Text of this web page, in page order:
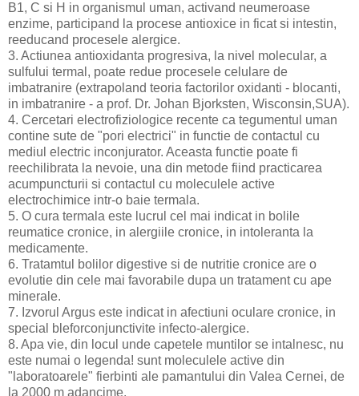
B1, C si H in organismul uman, activand neumeroase
enzime, participand la procese antioxice in ficat si intestin,
reeducand procesele alergice.
3. Actiunea antioxidanta progresiva, la nivel molecular, a
sulfului termal, poate redue procesele celulare de
imbatranire (extrapoland teoria factorilor oxidanti - blocanti,
in imbatranire - a prof. Dr. Johan Bjorksten, Wisconsin,SUA).
4. Cercetari electrofiziologice recente ca tegumentul uman
contine sute de "pori electrici" in functie de contactul cu
mediul electric inconjurator. Aceasta functie poate fi
reechilibrata la nevoie, una din metode fiind practicarea
acumpuncturii si contactul cu moleculele active
electrochimice intr-o baie termala.
5. O cura termala este lucrul cel mai indicat in bolile
reumatice cronice, in alergiile cronice, in intoleranta la
medicamente.
6. Tratamtul bolilor digestive si de nutritie cronice are o
evolutie din cele mai favorabile dupa un tratament cu ape
minerale.
7. Izvorul Argus este indicat in afectiuni oculare cronice, in
special bleforconjunctivite infecto-alergice.
8. Apa vie, din locul unde capetele muntilor se intalnesc, nu
este numai o legenda! sunt moleculele active din
"laboratoarele" fierbinti ale pamantului din Valea Cernei, de
la 2000 m adancime.